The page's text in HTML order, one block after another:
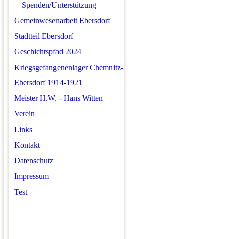
Spenden/Unterstützung
Gemeinwesenarbeit Ebersdorf
Stadtteil Ebersdorf
Geschichtspfad 2024
Kriegsgefangenenlager Chemnitz-
Ebersdorf 1914-1921
Meister H.W. - Hans Witten
Verein
Links
Kontakt
Datenschutz
Impressum
Test